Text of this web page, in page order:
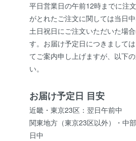
平日営業日の午前12時までに注
がとれたご注文に関しては当日
土日祝日にご注文いただいた場
す。お届け予定日につきまして
てご案内申し上げますが、以下
い。
お届け予定日 目安
近畿・東京23区：翌日午前中
関東地方（東京23区以外）・中
日中